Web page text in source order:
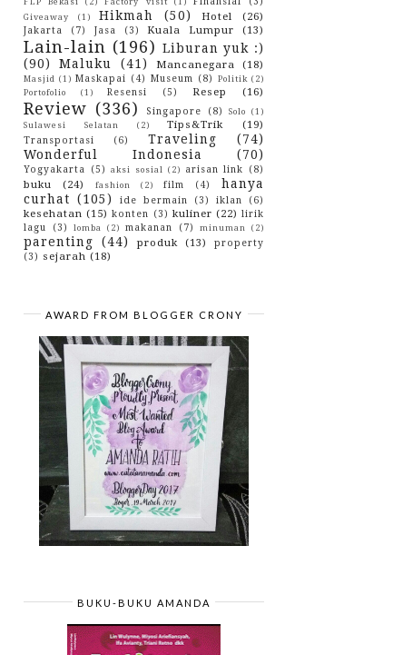
Jenis Pakaian Dalam Wanita Yang
Nyaman Digunakan
► August (15)
►July(8)
► June(5)
►May(12)
►April(12)
► March (10)
►February(10)
►January (10)
►2017(114)
►2016(142)
►2015(10)
►2014 (4)
► 2013(3)
►2012 (29)
►2010(42)
► 2009(43)
Giveaway (1) Hikmah (50) Hotel (26)
Jakarta (7) Jasa (3) Kuala Lumpur (13)
Lain-lain (196) Liburan yuk :)
(90)
Maluku (41) Mancanegara (18)
Masjid (1) Maskapai (4) Museum (8) Politik (2)
Portofolio
(1) Resensi (5) Resep (16)
Review (336) Singapore (8) Solo
(1)
Sulawesi Selatan
(2) Tips&Trik (19)
Transportasi (6) Traveling
(74)
Wonderful Indonesia
(70)
Yogyakarta (5) aksi sosial (2) arisan link (8)
buku (24) fashion (2) film (4)
hanya
curhat (105) ide bermain (3) iklan (6)
kesehatan (15) konten (3) kuliner (22) lirik
lagu
(3) lomba (2) makanan (7) minuman (2)
parenting (44) produk (13)
property
(3) sejarah (18)
AWARD FROM BLOGGER CRONY
BUKU-BUKU AMANDA